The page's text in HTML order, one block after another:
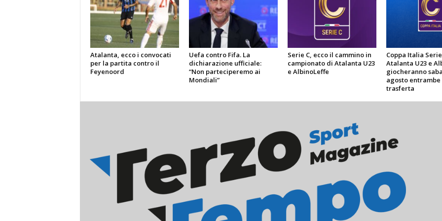
Atalanta, ecco i convocati
per la partita contro il
Feyenoord
Uefa contro Fifa. La
dichiarazione ufficiale:
“Non parteciperemo ai
Mondiali”
Serie C, ecco il cammino in
campionato di Atalanta U23
e AlbinoLeffe
Coppa Italia
Atalanta U23 e
giocheranno
agosto entrambe
trasferta